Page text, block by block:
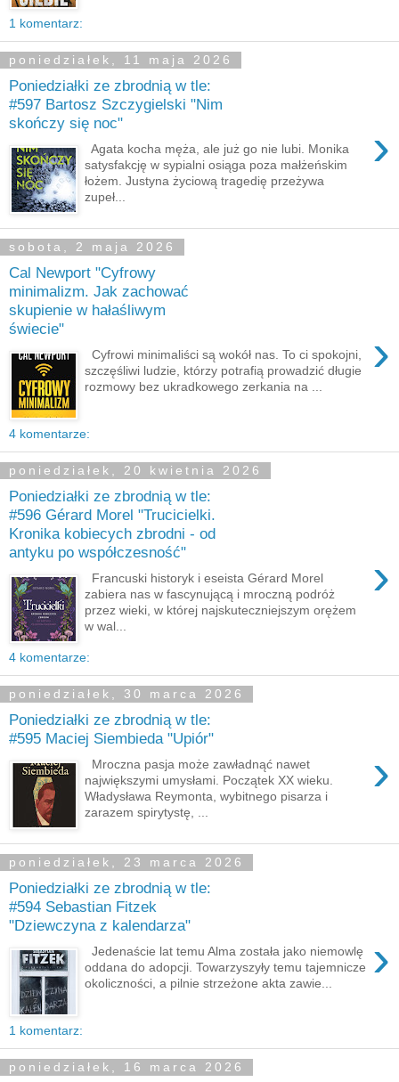
1 komentarz:
poniedziałek, 11 maja 2026
Poniedziałki ze zbrodnią w tle:
#597 Bartosz Szczygielski "Nim
skończy się noc"
›
Agata kocha męża, ale już go nie lubi. Monika
satysfakcję w sypialni osiąga poza małżeńskim
łożem. Justyna życiową tragedię przeżywa
zupeł...
sobota, 2 maja 2026
Cal Newport "Cyfrowy
minimalizm. Jak zachować
skupienie w hałaśliwym
świecie"
›
Cyfrowi minimaliści są wokół nas. To ci spokojni,
szczęśliwi ludzie, którzy potrafią prowadzić długie
rozmowy bez ukradkowego zerkania na ...
4 komentarze:
poniedziałek, 20 kwietnia 2026
Poniedziałki ze zbrodnią w tle:
#596 Gérard Morel "Trucicielki.
Kronika kobiecych zbrodni - od
antyku po współczesność"
›
Francuski historyk i eseista Gérard Morel
zabiera nas w fascynującą i mroczną podróż
przez wieki, w której najskuteczniejszym orężem
w wal...
4 komentarze:
poniedziałek, 30 marca 2026
Poniedziałki ze zbrodnią w tle:
#595 Maciej Siembieda "Upiór"
›
Mroczna pasja może zawładnąć nawet
największymi umysłami. Początek XX wieku.
Władysława Reymonta, wybitnego pisarza i
zarazem spirytystę, ...
poniedziałek, 23 marca 2026
Poniedziałki ze zbrodnią w tle:
#594 Sebastian Fitzek
"Dziewczyna z kalendarza"
›
Jedenaście lat temu Alma została jako niemowlę
oddana do adopcji. Towarzyszyły temu tajemnicze
okoliczności, a pilnie strzeżone akta zawie...
1 komentarz:
poniedziałek, 16 marca 2026